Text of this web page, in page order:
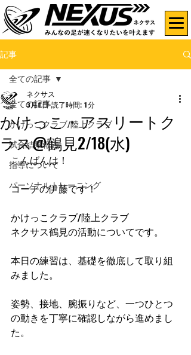
記事
全ての記事
かけっこクラブ/陸上クラブ
試合結果報告
指導について
パーソナルトレーニング
全ての記事
かけっこ・アスリートク
ラス@鶴見2/18(水)
ネクサス
3月1日 読了時間: 1分
こんばんは！
コーチの伊藤です！
かけっこクラブ/陸上クラブ
ネクサス鶴見の活動についてです。
本日の練習は、基礎を徹底して取り組
みました。
姿勢、接地、腕振りなど、一つひとつ
の動きを丁寧に確認しながら進めまし
た。